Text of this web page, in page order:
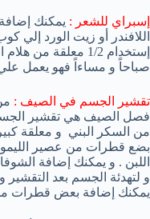
إسبراي للشعر : يمكنك
اللافندر أو زيت الورد
إستخدام 1/2 معلقة
صباحاً و مساءاً فهو يعمل
تقشير الجسم في الصيف :
فصل الصيف هي تقشير
من السكر البني و معلقة
بضع قطرات من عصير
اللبن . و يمكنك إضافة
و لتهدئة الجسم بعد
يمكنك إضافة بعض قطرات